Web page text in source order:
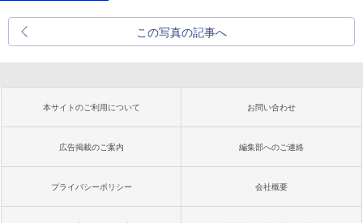
この写真の記事へ
本サイトのご利用について お問い合わせ
広告掲載のご案内 編集部へのご連絡
プライバシーポリシー 会社概要